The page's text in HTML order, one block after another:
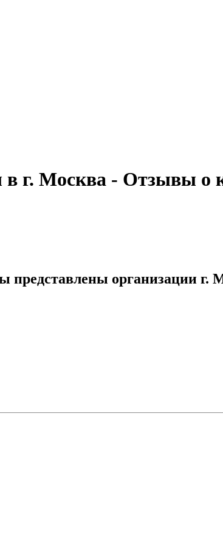
г. Москва - Отзывы о
представлены организации г.